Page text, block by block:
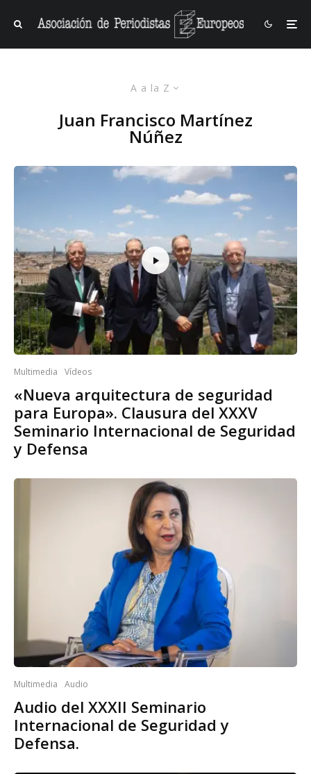
A a la Z
Juan Francisco Martínez
Núñez
Multimedia Vídeos
«Nueva arquitectura de seguridad
para Europa». Clausura del XXXV
Seminario Internacional de Seguridad
y Defensa
Multimedia Audio
Audio del XXXII Seminario
Internacional de Seguridad y
Defensa.